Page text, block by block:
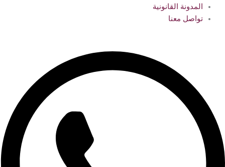
المدونة القانونية
تواصل معنا